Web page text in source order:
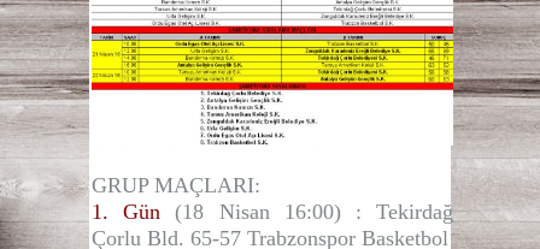
GRUP MAÇLARI:
1. Gün (18 Nisan 16:00) : Tekirdağ
Çorlu Bld. 65-57 Trabzonspor Basketbol